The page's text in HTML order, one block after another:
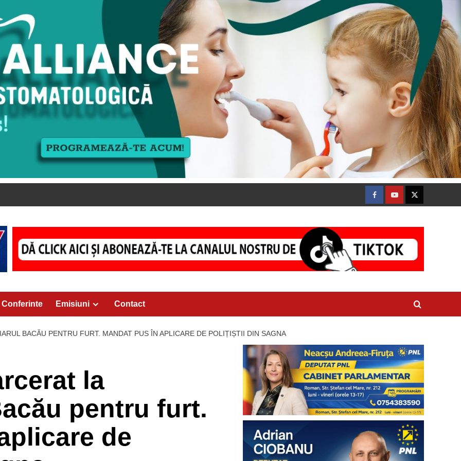
FacebookYoutubeTwitter
Conferinte Emisiuni Contact
BACĂU PENTRU FURT. MANDAT PUS ÎN APLICARE DE POLIȚIȘTII DIN SAGNA
la
pentru furt.
de